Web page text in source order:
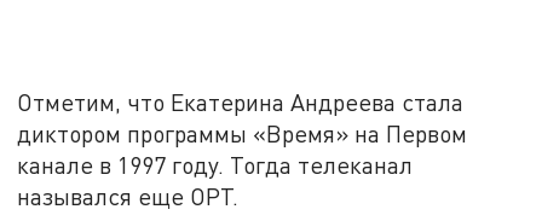
Отметим, что Екатерина Андреева стала
диктором программы «Время» на Первом
канале в 1997 году. Тогда телеканал
назывался еще ОРТ.